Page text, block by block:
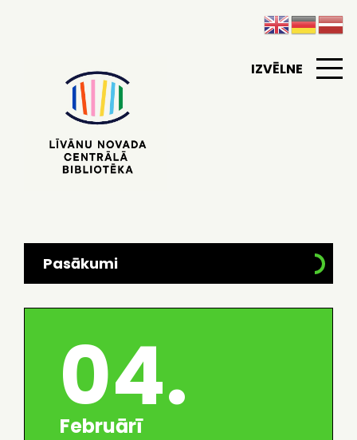
IZVĒLNE
Pasākumi
04.
Februārī